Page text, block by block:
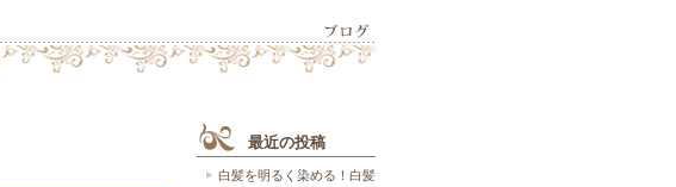
最近の投稿
白髪を明るく染める！白髪